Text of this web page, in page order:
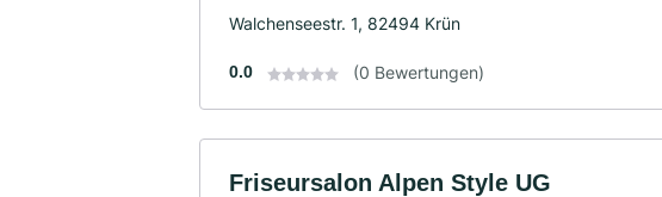
Walchenseestr. 1, 82494 Krün
0.0 (0 Bewertungen)
Friseursalon Alpen Style UG